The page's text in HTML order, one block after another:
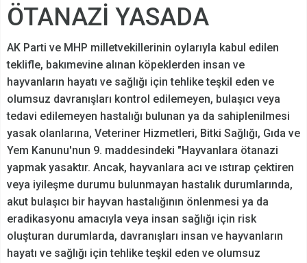
ÖTANAZİ YASADA
AK Parti ve MHP milletvekillerinin oylarıyla kabul edilen
teklifle, bakımevine alınan köpeklerden insan ve
hayvanların hayatı ve sağlığı için tehlike teşkil eden ve
olumsuz davranışları kontrol edilemeyen, bulaşıcı veya
tedavi edilemeyen hastalığı bulunan ya da sahiplenilmesi
yasak olanlarına, Veteriner Hizmetleri, Bitki Sağlığı, Gıda ve
Yem Kanunu'nun 9. maddesindeki "Hayvanlara ötanazi
yapmak yasaktır. Ancak, hayvanlara acı ve ıstırap çektiren
veya iyileşme durumu bulunmayan hastalık durumlarında,
akut bulaşıcı bir hayvan hastalığının önlenmesi ya da
eradikasyonu amacıyla veya insan sağlığı için risk
oluşturan durumlarda, davranışları insan ve hayvanların
hayatı ve sağlığı için tehlike teşkil eden ve olumsuz